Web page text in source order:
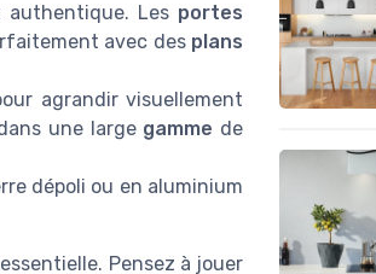
authentique. Les portes
avec des plans
agrandir visuellement
une large gamme de
dépoli ou en aluminium
Pensez à jouer